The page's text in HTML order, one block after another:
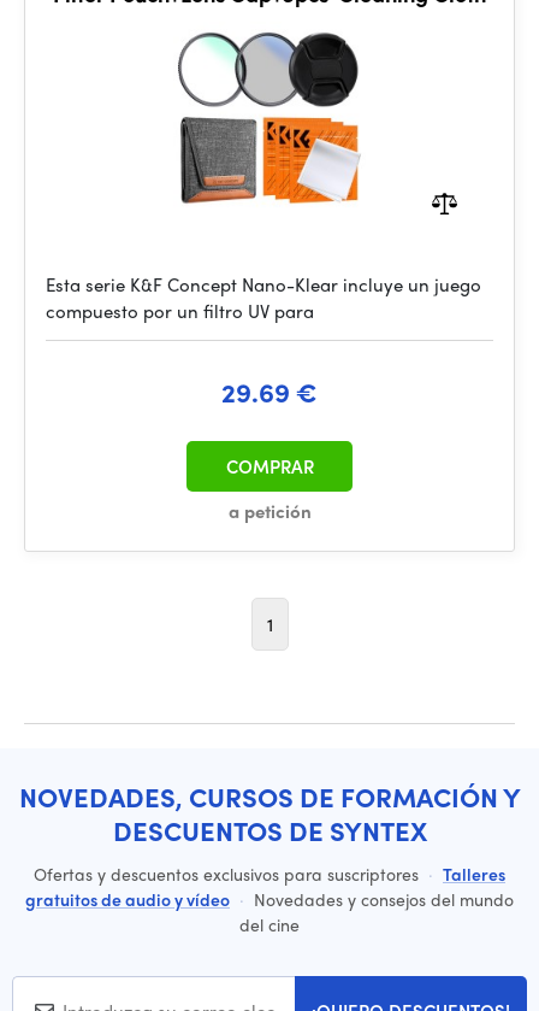
Esta serie K&F Concept Nano-Klear incluye un juego
compuesto por un filtro UV para
29.69 €
a petición
COMPRAR
1
NOVEDADES, CURSOS DE FORMACIÓN Y
DESCUENTOS DE SYNTEX
Ofertas y descuentos exclusivos para suscriptores · Talleres
gratuitos de audio y vídeo · Novedades y consejos del mundo
del cine